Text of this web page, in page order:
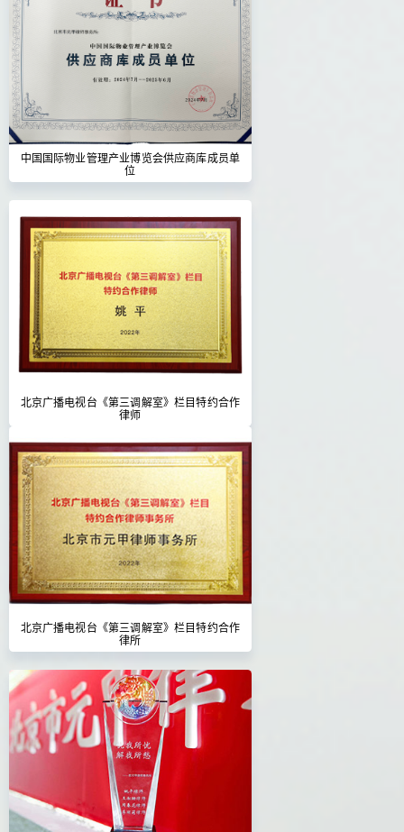
中国国际物业管理产业博览会供应商库成员单
位
北京广播电视台《第三调解室》栏目特约合作
律师
北京广播电视台《第三调解室》栏目特约合作
律所